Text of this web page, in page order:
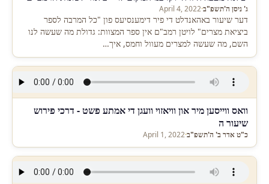
ג' ניסן ה'תשפ"ב·
April 4, 2022
דער שיעור באהאנדלט די פיר דימענסיעס פון "כל המרבה לספר
ביציאת מצרים" לויטן רמב"ם אין ספר המצוות: גדולת מה שעשה לנו
השם, מה שעשה למצרים מעוול וחמס, איך…
וואס ווייסען מיר און וויאזוי וועגן די אמתע פשט - דרכי פירוש
שיעור ה
כ"ט אדר ב' ה'תשפ"ב·
April 1, 2022